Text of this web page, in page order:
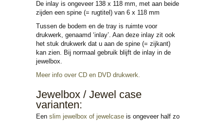
De inlay is ongeveer 138 x 118 mm, met aan beide
zijden een spine (= rugtitel) van 6 x 118 mm
Tussen de bodem en de tray is ruimte voor
drukwerk, genaamd ‘inlay’. Aan deze inlay zit ook
het stuk drukwerk dat u aan de spine (= zijkant)
kan zien. Bij normaal gebruik blijft de inlay in de
jewelbox.
Meer info over CD en DVD drukwerk.
Jewelbox / Jewel case
varianten:
Een slim jewelbox of jewelcase is ongeveer half zo